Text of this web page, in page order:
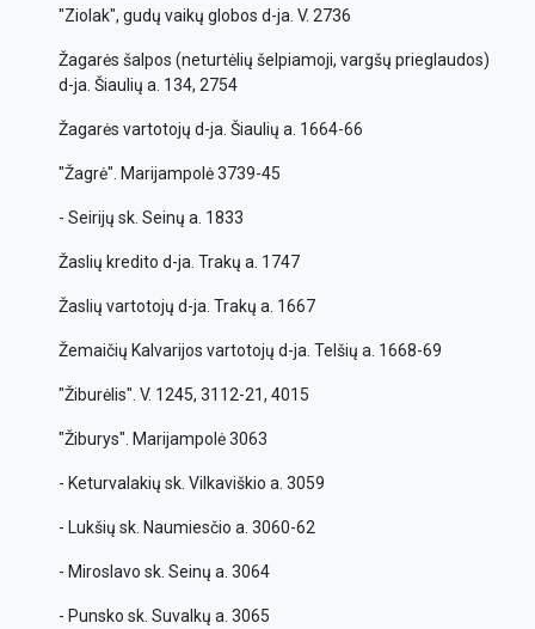
"Ziolak", gudų vaikų globos d-ja. V. 2736
Žagarės šalpos (neturtėlių šelpiamoji, vargšų prieglaudos)
d-ja. Šiaulių a. 134, 2754
Žagarės vartotojų d-ja. Šiaulių a. 1664-66
"Žagrė". Marijampolė 3739-45
- Seirijų sk. Seinų a. 1833
Žaslių kredito d-ja. Trakų a. 1747
Žaslių vartotojų d-ja. Trakų a. 1667
Žemaičių Kalvarijos vartotojų d-ja. Telšių a. 1668-69
"Žiburėlis". V. 1245, 3112-21, 4015
"Žiburys". Marijampolė 3063
- Keturvalakių sk. Vilkaviškio a. 3059
- Lukšių sk. Naumiesčio a. 3060-62
- Miroslavo sk. Seinų a. 3064
- Punsko sk. Suvalkų a. 3065